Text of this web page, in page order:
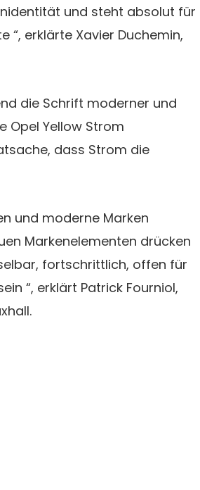
und steht absolut für
“, erklärte Xavier Duchemin,
die Schrift moderner und
Opel Yellow Strom
dass Strom die
und moderne Marken
Markenelementen drücken
fortschrittlich, offen für
“, erklärt Patrick Fourniol,